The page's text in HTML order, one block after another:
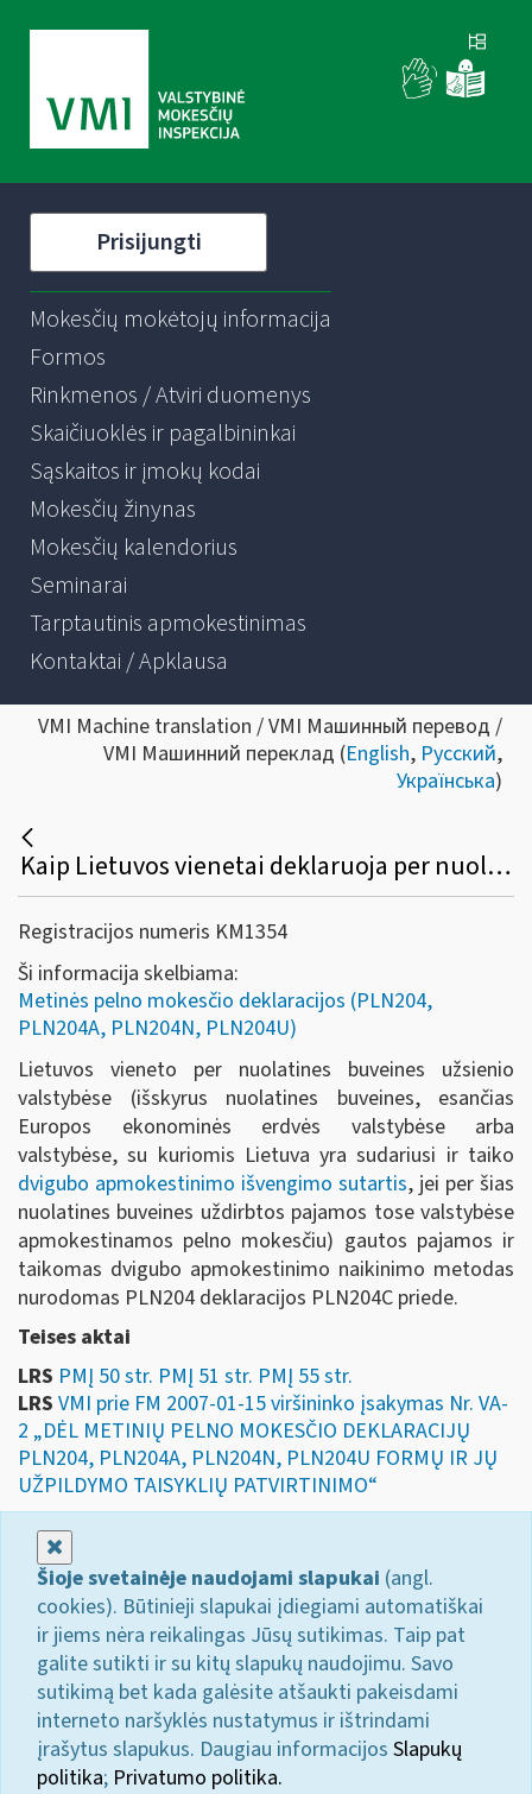
Prisijungti
Mokesčių mokėtojų informacija
Formos
Rinkmenos / Atviri duomenys
Skaičiuoklės ir pagalbininkai
Sąskaitos ir įmokų kodai
Mokesčių žinynas
Mokesčių kalendorius
Seminarai
Tarptautinis apmokestinimas
Kontaktai / Apklausa
VMI Machine translation / VMI Машинный перевод /
VMI Машинний переклад (English, Русский,
Українська)
Kaip Lietuvos vienetai deklaruoja per nuolatines buveines užsienio valstybėje gautas pajamas?
Registracijos numeris KM1354
Ši informacija skelbiama:
Metinės pelno mokesčio deklaracijos (PLN204,
PLN204A, PLN204N, PLN204U)
Lietuvos vieneto per nuolatines buveines užsienio
valstybėse (išskyrus nuolatines buveines, esančias
Europos ekonominės erdvės valstybėse arba
valstybėse, su kuriomis Lietuva yra sudariusi ir taiko
dvigubo apmokestinimo išvengimo sutartis, jei per šias
nuolatines buveines uždirbtos pajamos tose valstybėse
apmokestinamos pelno mokesčiu) gautos pajamos ir
taikomas dvigubo apmokestinimo naikinimo metodas
nurodomas PLN204 deklaracijos PLN204C priede.
Teises aktai
LRS PMĮ 50 str. PMĮ 51 str. PMĮ 55 str.
LRS VMI prie FM 2007-01-15 viršininko įsakymas Nr. VA-
2 „DĖL METINIŲ PELNO MOKESČIO DEKLARACIJŲ
PLN204, PLN204A, PLN204N, PLN204U FORMŲ IR JŲ
UŽPILDYMO TAISYKLIŲ PATVIRTINIMO“
Šioje svetainėje naudojami slapukai (angl.
cookies). Būtinieji slapukai įdiegiami automatiškai
ir jiems nėra reikalingas Jūsų sutikimas. Taip pat
galite sutikti ir su kitų slapukų naudojimu. Savo
sutikimą bet kada galėsite atšaukti pakeisdami
interneto naršyklės nustatymus ir ištrindami
įrašytus slapukus. Daugiau informacijos Slapukų
politika; Privatumo politika.